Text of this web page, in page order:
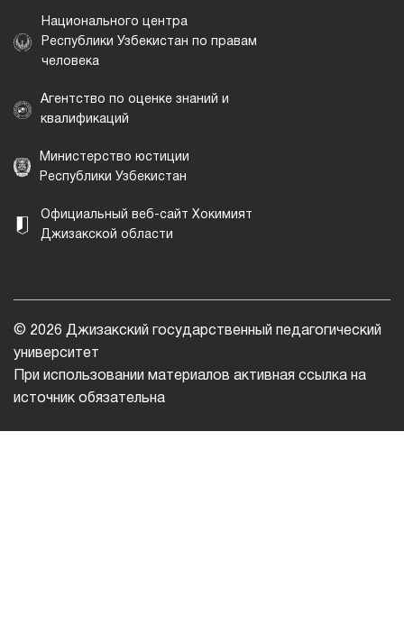
Национального центра
Республики Узбекистан по правам
человека
Агентство по оценке знаний и
квалификаций
Министерство юстиции
Республики Узбекистан
Официальный веб-сайт Хокимият
Джизакской области
© 2026 Джизакский государственный педагогический
университет
При использовании материалов активная ссылка на
источник обязательна